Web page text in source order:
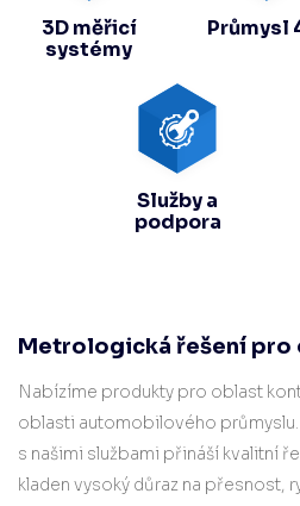
3D měřicí
systémy
Průmysl
Služby a
podpora
Metrologická řešení
Nabízíme produkty pro oblast
oblasti automobilového
s našimi službami přináší kvalitní
kladen vysoký důraz na přesnost,